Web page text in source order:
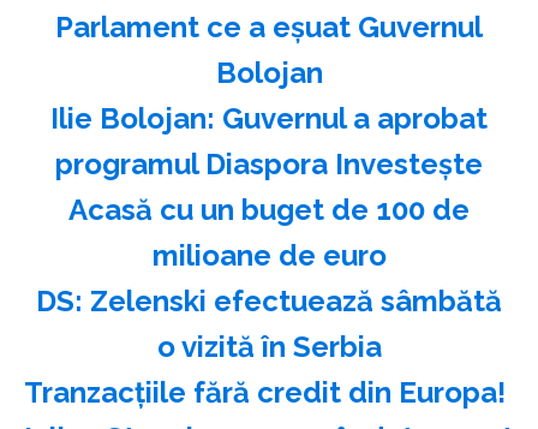
Parlament ce a eşuat Guvernul
Bolojan
Ilie Bolojan: Guvernul a aprobat
programul Diaspora Investeşte
Acasă cu un buget de 100 de
milioane de euro
DS: Zelenski efectuează sâmbătă
o vizită în Serbia
Tranzacțiile fără credit din Europa!